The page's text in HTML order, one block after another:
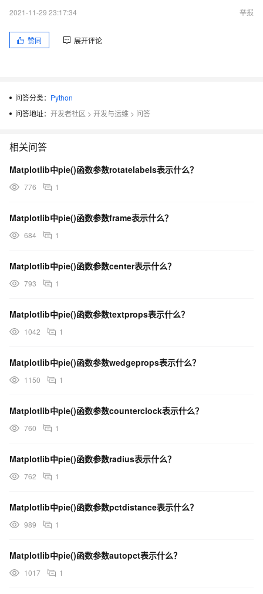
2021-11-29 23:17:34
举报
赞同 展开评论
问答分类： Python
问答地址： 开发者社区 > 开发与运维 > 问答
相关问答
Matplotlib中pie()函数参数rotatelabels表示什么？
776 1
Matplotlib中pie()函数参数frame表示什么？
684 1
Matplotlib中pie()函数参数center表示什么？
793 1
Matplotlib中pie()函数参数textprops表示什么？
1042 1
Matplotlib中pie()函数参数wedgeprops表示什么？
1150 1
Matplotlib中pie()函数参数counterclock表示什么？
760 1
Matplotlib中pie()函数参数radius表示什么？
762 1
Matplotlib中pie()函数参数pctdistance表示什么？
989 1
Matplotlib中pie()函数参数autopct表示什么？
1017 1